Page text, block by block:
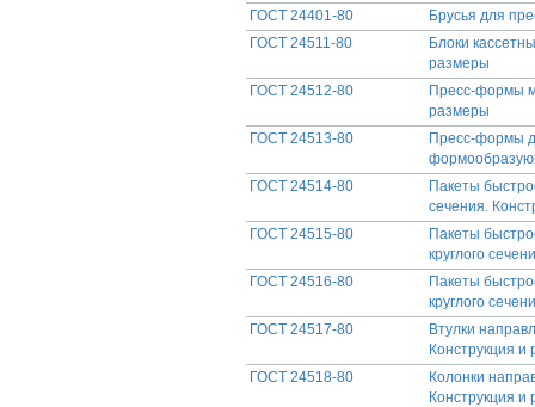
ГОСТ 24401-80
Брусья для
ГОСТ 24511-80
Блоки
размеры
ГОСТ 24512-80
Пресс-формы
размеры
ГОСТ 24513-80
Пресс-формы
ГОСТ 24514-80
Пакеты
сечения.
ГОСТ 24515-80
Пакеты
круглого
ГОСТ 24516-80
Пакеты
круглого
ГОСТ 24517-80
Втулки
Конструкция и
ГОСТ 24518-80
Колонки
Конструкция и